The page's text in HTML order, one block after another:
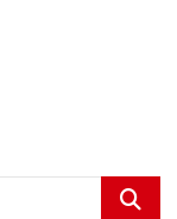
Buscar...